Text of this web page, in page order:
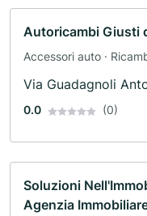
Autoricambi Giusti
Accessori auto ·
Via Guadagnoli
0.0 (0)
Soluzioni
Agenzia